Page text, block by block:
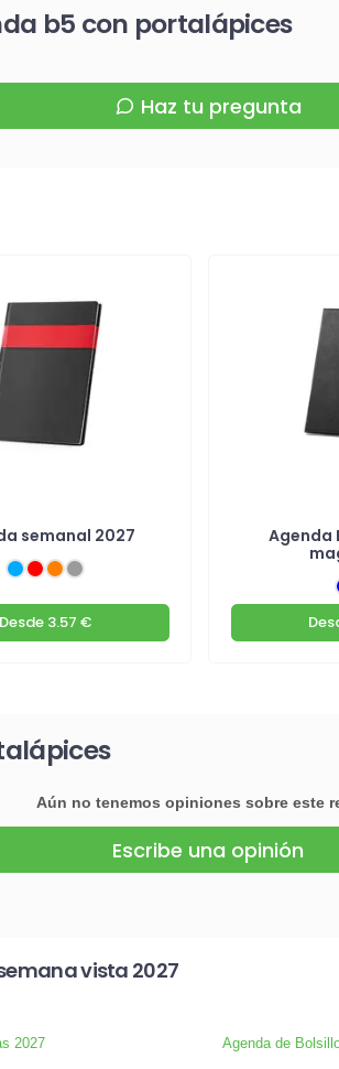
b5 con portalápices
Haz tu pregunta
semanal 2027
Desde3.57 €
Agenda
Aún no tenemos opiniones sobre este
Escribe una opinión
vista 2027
2027 Agenda de